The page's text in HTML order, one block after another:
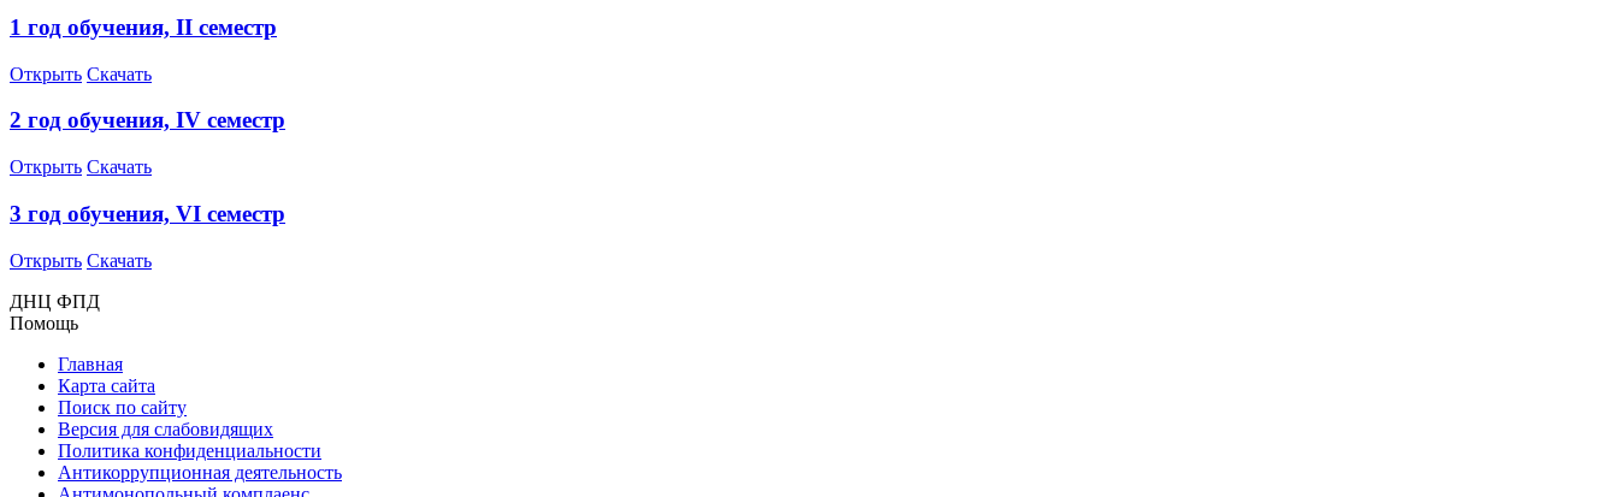
1 год обучения, II семестр
Открыть Скачать
2 год обучения, IV семестр
Открыть Скачать
3 год обучения, VI семестр
Открыть Скачать
ДНЦ ФПД
Помощь
Главная
Карта сайта
Поиск по сайту
Версия для слабовидящих
Политика конфиденциальности
Антикоррупционная деятельность